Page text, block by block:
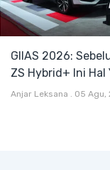
GIIAS 2026:
ZS Hybrid+ Ini Hal
Diketahui
Anjar Leksana . 05 Agu,